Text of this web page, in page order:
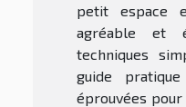
petit espace
agréable et
techniques
guide
éprouvées